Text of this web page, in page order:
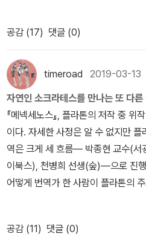
라테스의 자로'가 남긴 작품을 통해
는 소크라테스의 인간적인 면모를 발
며, 불멸의 영혼과 이데아에 대해 말
에 담긴 플라톤의 목소리에 주목하면
난 것이 플라톤 대화편에서의 소크라
크라테스를 중심에 세운다. 그리고,
과 추상에 대한 논의 대신 일상 생활
계 4대 성인(聖人)의 모습을 보여
말했다. '그래서 네 어머니가 네게 호
정성껏 돌보고, 네게 필요한 것이 부
것을 이행해도 너는 어머니가 드세
런 어머니를 참고 견딜 수 없다면 너
록'은 미리 번역되지 않았을까?크세
더는 따르는 사람을 책임져야 한다'(
리더는 없다'(때론 따르는 사람이 자
야 한다) 리더십의 발휘에 필수적인
란다. 국내에서만 1700만 관객을
전사들의 '두려움'을 이용하는 리더
디아>에서 소개하는 리더십에는 야
가능하였을 생생함이 있다. 이이
한 그 나라의 리더십을 자국의 1만
<페르시아 원정기>는 그런 이야기
라 응용 가능한 가치를 담고 있다. 때
게 된다. 이것은 단지 인질극만이
서 작동되고 있다. 심각한 주제를 다
졌다!' 1973년 스웨덴 스톡홀름에서
톡홀름 증후군의 사례는 거의 인간의
자는 그런 근거를 오래된 고전에서 찾
다』 1장('네 원수를 사랑하라')에서는
질극의 몇몇 사례를 소개한다. 그리
행동 원칙'을 다룬다. 심각한 주제를
터졌다!'인질 석방을 위해 노력하는
거나 도움이 되리라고 예단할 수 없
인질이 자신을 가해한 인질범이 합
할 것이라고 섣불리 기대할 수 없다
이 진행되는 동안 (경찰의) 협상팀은
공감 (17) 댓글 (0)
timeroad 2019-03-13
자연인 소크라테스를 만나는 또 다른
『메넥세노스』, 플라톤의 저작 중 위
이다. 자세한 사정은 알 수 없지만
역은 크게 세 흐름― 박종현 교수(서
이북스), 천병희 선생(숲)―으로 진
어떻게 번역가 한 사람이 플라톤의
전후한 주요 고전들을 번역했기게
학 전공인 까닭에 해설과 역주에 노
공감 (11) 댓글 (0)